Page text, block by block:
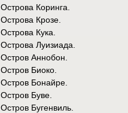
Острова Коринга.
Острова Крозе.
Острова Кука.
Острова Луизиада.
Остров Аннобон.
Остров Биоко.
Остров Бонайре.
Остров Буве.
Остров Бугенвиль.